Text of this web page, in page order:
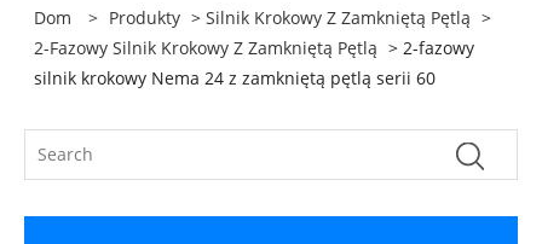
Dom > Produkty >Silnik Krokowy Z Zamkniętą Pętlą >
2-Fazowy Silnik Krokowy Z Zamkniętą Pętlą > 2-fazowy
silnik krokowy Nema 24 z zamkniętą pętlą serii 60